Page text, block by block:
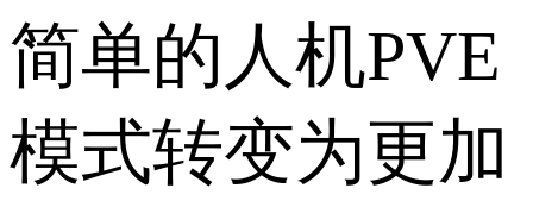
简单的人机PVE
模式转变为更加